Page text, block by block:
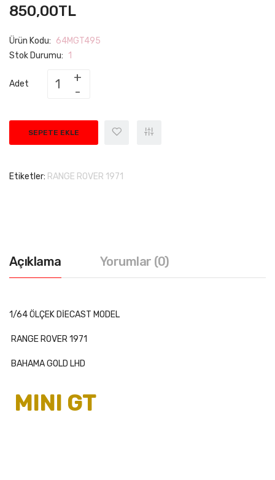
850,00TL
Ürün Kodu: 64MGT495
Stok Durumu: 1
Adet
SEPETE EKLE
Etiketler: RANGE ROVER 1971
Açıklama Yorumlar (0)
1/64 ÖLÇEK DİECAST MODEL
RANGE ROVER 1971
BAHAMA GOLD LHD
MINI GT